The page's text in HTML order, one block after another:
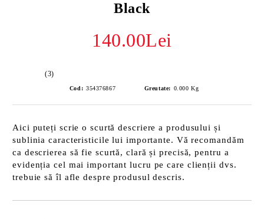
Black
140.00Lei
(3)
Cod: 354376867 Greutate: 0.000 Kg
Aici puteți scrie o scurtă descriere a produsului și
sublinia caracteristicile lui importante. Vă recomandăm
ca descrierea să fie scurtă, clară și precisă, pentru a
evidenția cel mai important lucru pe care clienții dvs.
trebuie să îl afle despre produsul descris.